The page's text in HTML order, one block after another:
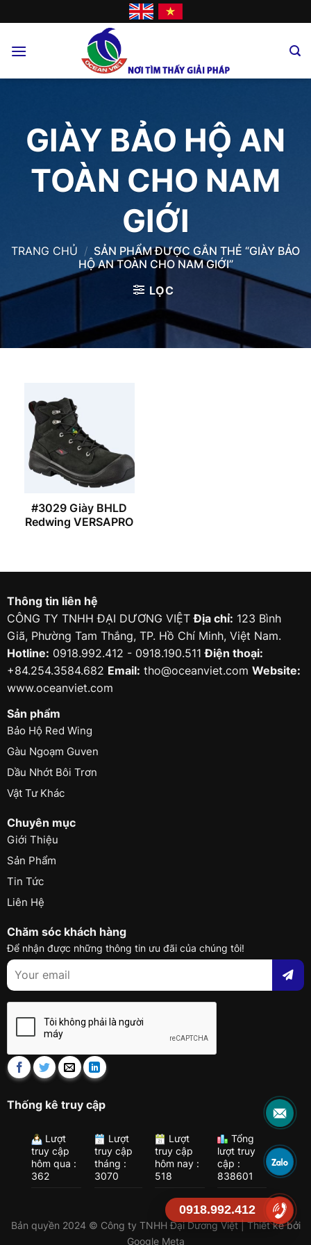
to
GIÀY BẢO HỘ AN
TOÀN CHO NAM
GIỚI
TRANG CHỦ / SẢN PHẨM ĐƯỢC GẮN THẺ “GIÀY BẢO
HỘ AN TOÀN CHO NAM GIỚI”
LỌC
#3029 Giày BHLD
Redwing VERSAPRO
Thông tin liên hệ
CÔNG TY TNHH ĐẠI DƯƠNG VIỆTĐịa chỉ: 123 Bình
Giã, Phường Tam Thắng, TP. Hồ Chí Minh, Việt Nam.
Hotline: 0918.992.412 - 0918.190.511Điện thoại:
+84.254.3584.682 Email: tho@oceanviet.com Website:
www.oceanviet.com
Sản phẩm
Bảo Hộ Red Wing
Gàu Ngoạm Guven
Dầu Nhớt Bôi Trơn
Vật Tư Khác
Chuyên mục
Giới Thiệu
Sản Phẩm
Tin Tức
Liên Hệ
Chăm sóc khách hàng
Để nhận được những thông tin ưu đãi của chúng tôi!
Thống kê truy cập
Lượt
truy cập
hôm qua :
362
Lượt
truy cập
tháng :
3070
Lượt
truy cập
hôm nay :
518
Tổng
lượt truy
cập :
838601
Bản quyền 2024 © Công ty TNHH Đại Dương Việt | Thiết kế bởi
Google Meta
0918.992.412